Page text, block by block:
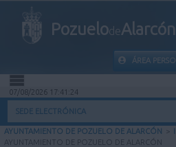
PozuelodeAlarcón
ÁREA
INICIO
INFORMACIÓN
07/08/2026 17:41:25
SEDE ELECTRÓNICA
AYUNTAMIENTO DE POZUELO DE ALARCÓN >
AYUNTAMIENTO DE POZUELO DE ALARCÓN